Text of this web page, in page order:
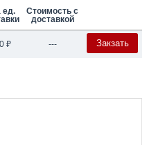
ед.
Стоимость с
доставкой
₽ --- Закзать